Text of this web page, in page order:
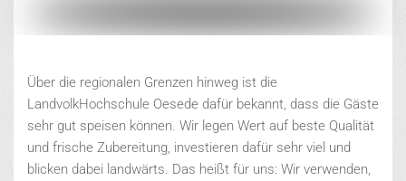
Über die regionalen Grenzen hinweg ist die
LandvolkHochschule Oesede dafür bekannt, dass die Gäste
sehr gut speisen können. Wir legen Wert auf beste Qualität
und frische Zubereitung, investieren dafür sehr viel und
blicken dabei landwärts. Das heißt für uns: Wir verwenden,